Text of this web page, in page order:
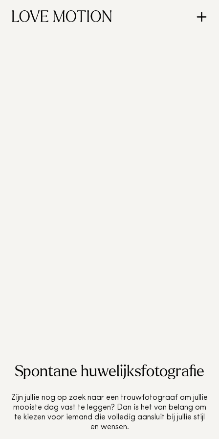
Spontane huwelijksfotografie
Zijn jullie nog op zoek naar een trouwfotograaf om jullie
mooiste dag vast te leggen? Dan is het van belang om
te kiezen voor iemand die volledig aansluit bij jullie stijl
en wensen.